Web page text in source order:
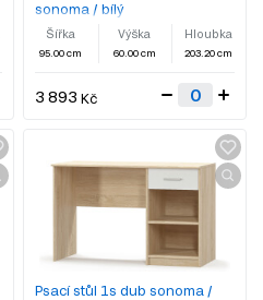
sonoma / bílý
Šířka
95.00 cm
Výška
60.00 cm
Hloubka
203.20 cm
3 893 Kč
Psací stůl 1s dub sonoma /